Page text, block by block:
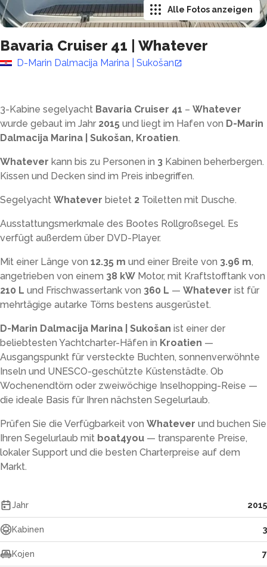
Bavaria Cruiser 41 Whatever
D-Marin Dalmacija Marina | Sukošan
Alle Fotos anzeigen
3-Kabine segelyacht Bavaria Cruiser 41 – Whatever
wurde gebaut im Jahr 2015 und liegt im Hafen von D-Marin
Dalmacija Marina | Sukošan, Kroatien.
Whatever kann bis zu Personen in 3 Kabinen beherbergen.
Kissen und Decken sind im Preis inbegriffen.
Segelyacht Whatever bietet 2 Toiletten mit Dusche.
Ausstattungsmerkmale des Bootes Rollgroßsegel. Es
verfügt außerdem über DVD-Player.
Mit einer Länge von 12.35 m und einer Breite von 3.96 m,
angetrieben von einem 38 kW Motor, mit Kraftstofftank von
210 L und Frischwassertank von 360 L — Whatever ist für
mehrtägige autarke Törns bestens ausgerüstet.
D-Marin Dalmacija Marina | Sukošan ist einer der
beliebtesten Yachtcharter-Häfen in Kroatien —
Ausgangspunkt für versteckte Buchten, sonnenverwöhnte
Inseln und UNESCO-geschützte Küstenstädte. Ob
Wochenendtörn oder zweiwöchige Inselhopping-Reise —
die ideale Basis für Ihren nächsten Segelurlaub.
Prüfen Sie die Verfügbarkeit von Whatever und buchen Sie
Ihren Segelurlaub mit boat4you — transparente Preise,
lokaler Support und die besten Charterpreise auf dem
Markt.
Jahr 2015
Kabinen 3
Kojen 7